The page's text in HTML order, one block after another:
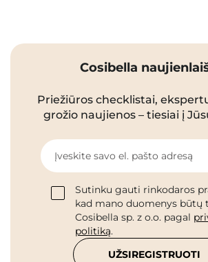
Cosibella
Priežiūros checklistai,
grožio naujienos – tiesiai į
Įveskite savo el. pašto adresą
Sutinku gauti rinkodaros
kad mano duomenys būtų
Cosibella sp. z o.o. pagal
politiką.
UŽSIREGISTRUOTI